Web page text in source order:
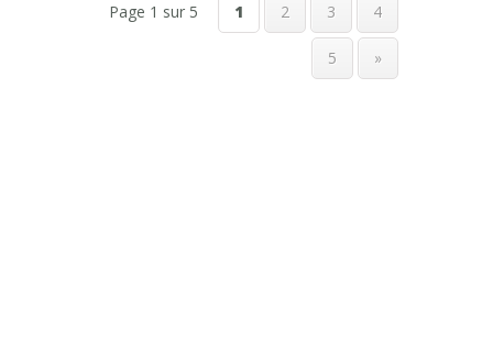
Page 1 sur 5 1 2 3 4
5 »